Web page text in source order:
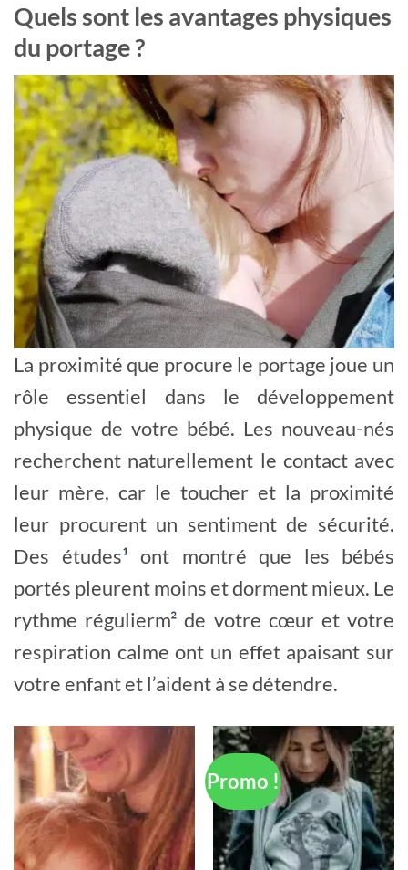
Quels sont les avantages physiques
du portage ?
La proximité que procure le portage joue un
rôle essentiel dans le développement
physique de votre bébé. Les nouveau-nés
recherchent naturellement le contact avec
leur mère, car le toucher et la proximité
leur procurent un sentiment de sécurité.
Des études¹ont montré que les bébés
portés pleurent moins et dorment mieux. Le
rythme régulierm² de votre cœur et votre
respiration calme ont un effet apaisant sur
votre enfant et l’aident à se détendre.
Promo !